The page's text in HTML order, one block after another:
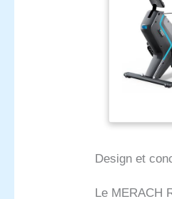
Design et
Le MERACH